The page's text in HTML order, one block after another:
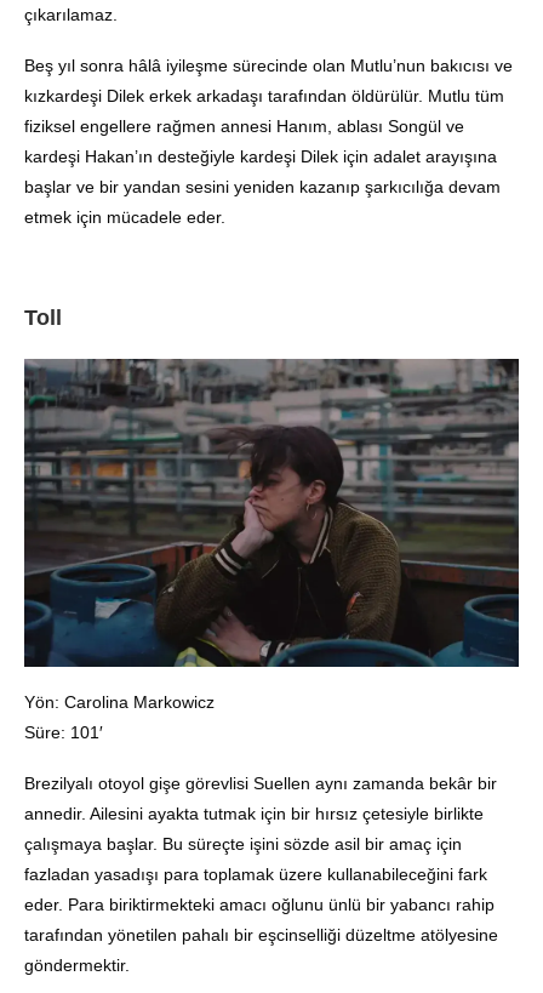
çıkarılamaz.
Beş yıl sonra hâlâ iyileşme sürecinde olan Mutlu’nun bakıcısı ve
kızkardeşi Dilek erkek arkadaşı tarafından öldürülür. Mutlu tüm
fiziksel engellere rağmen annesi Hanım, ablası Songül ve
kardeşi Hakan’ın desteğiyle kardeşi Dilek için adalet arayışına
başlar ve bir yandan sesini yeniden kazanıp şarkıcılığa devam
etmek için mücadele eder.
Toll
Yön: Carolina Markowicz
Süre: 101′
Brezilyalı otoyol gişe görevlisi Suellen aynı zamanda bekâr bir
annedir. Ailesini ayakta tutmak için bir hırsız çetesiyle birlikte
çalışmaya başlar. Bu süreçte işini sözde asil bir amaç için
fazladan yasadışı para toplamak üzere kullanabileceğini fark
eder. Para biriktirmekteki amacı oğlunu ünlü bir yabancı rahip
tarafından yönetilen pahalı bir eşcinselliği düzeltme atölyesine
göndermektir.